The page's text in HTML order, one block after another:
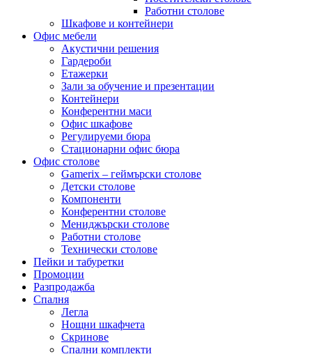
Работни столове
Шкафове и контейнери
Офис мебели
Акустични решения
Гардероби
Етажерки
Зали за обучение и презентации
Контейнери
Конферентни маси
Офис шкафове
Регулируеми бюра
Стационарни офис бюра
Офис столове
Gamerix – геймърски столове
Детски столове
Компоненти
Конферентни столове
Мениджърски столове
Работни столове
Технически столове
Пейки и табуретки
Промоции
Разпродажба
Спалня
Легла
Нощни шкафчета
Скринове
Спални комплекти